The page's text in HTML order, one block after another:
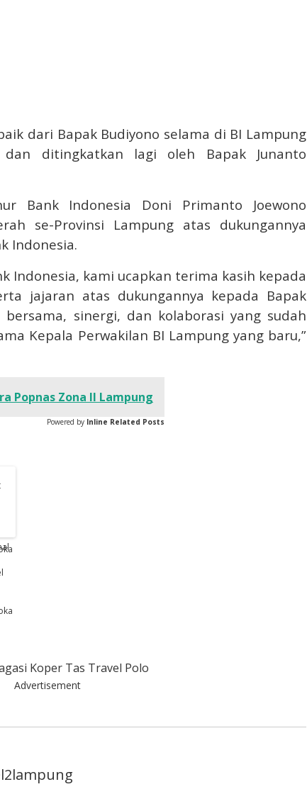
dari Bapak Budiyono selama di BI Lampung
ditingkatkan lagi oleh Bapak Junanto
Bank Indonesia Doni Primanto Joewono
se-Provinsi Lampung atas dukungannya
Indonesia.
Indonesia, kami ucapkan terima kasih kepada
jajaran atas dukungannya kepada Bapak
bersama, sinergi, dan kolaborasi yang sudah
Kepala Perwakilan BI Lampung yang baru,”
Popnas Zona II Lampung
Powered by Inline Related Posts
Advertisement